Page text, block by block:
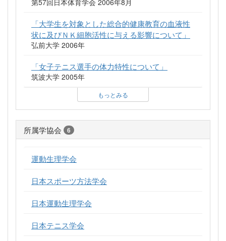
第57回日本体育学会 2006年8月
「大学生を対象とした総合的健康教育の血液性
状に及びＮＫ細胞活性に与える影響について」
弘前大学 2006年
「女子テニス選手の体力特性について」
筑波大学 2005年
もっとみる
所属学協会 6
運動生理学会
日本スポーツ方法学会
日本運動生理学会
日本テニス学会